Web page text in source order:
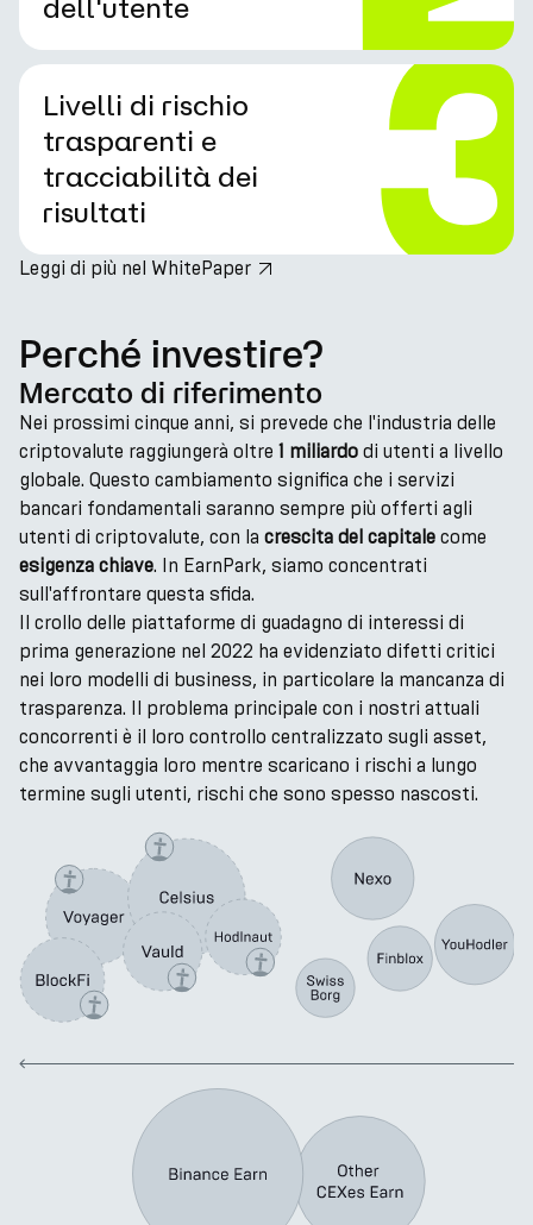
dell'utente
Livelli di rischio
trasparenti e
tracciabilità dei
risultati
Leggi di più nel WhitePaper
Perché investire?
Mercato di riferimento
Nei prossimi cinque anni, si prevede che l'industria delle
criptovalute raggiungerà oltre 1 miliardo di utenti a livello
globale. Questo cambiamento significa che i servizi
bancari fondamentali saranno sempre più offerti agli
utenti di criptovalute, con la crescita del capitale come
esigenza chiave. In EarnPark, siamo concentrati
sull'affrontare questa sfida.
Il crollo delle piattaforme di guadagno di interessi di
prima generazione nel 2022 ha evidenziato difetti critici
nei loro modelli di business, in particolare la mancanza di
trasparenza. Il problema principale con i nostri attuali
concorrenti è il loro controllo centralizzato sugli asset,
che avvantaggia loro mentre scaricano i rischi a lungo
termine sugli utenti, rischi che sono spesso nascosti.